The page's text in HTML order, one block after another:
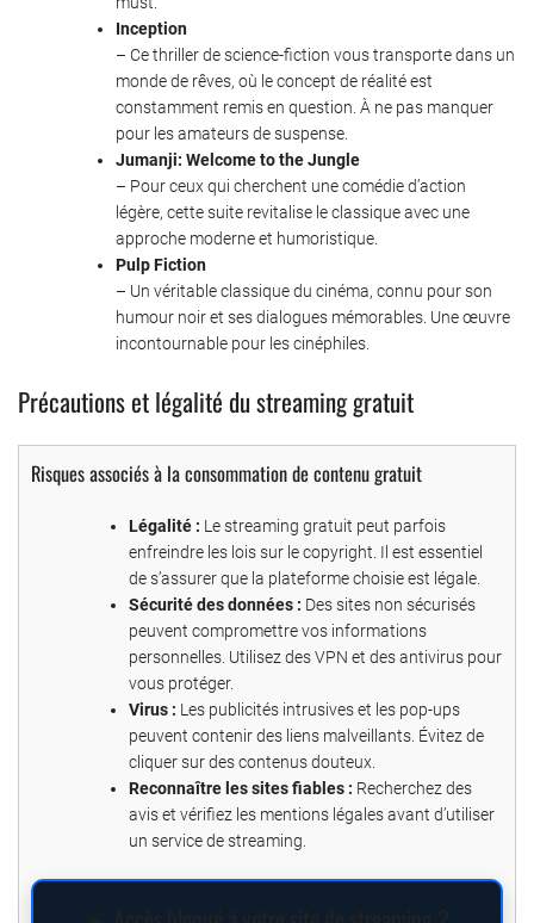
Inception
– Ce thriller de science-fiction vous transporte dans un
monde de rêves, où le concept de réalité est
constamment remis en question. À ne pas manquer
pour les amateurs de suspense.
Jumanji: Welcome to the Jungle
– Pour ceux qui cherchent une comédie d’action
légère, cette suite revitalise le classique avec une
approche moderne et humoristique.
Pulp Fiction
– Un véritable classique du cinéma, connu pour son
humour noir et ses dialogues mémorables. Une œuvre
incontournable pour les cinéphiles.
Précautions et légalité du streaming gratuit
Risques associés à la consommation de contenu gratuit
Légalité : Le streaming gratuit peut parfois
enfreindre les lois sur le copyright. Il est essentiel
de s’assurer que la plateforme choisie est légale.
Sécurité des données : Des sites non sécurisés
peuvent compromettre vos informations
personnelles. Utilisez des VPN et des antivirus pour
vous protéger.
Virus : Les publicités intrusives et les pop-ups
peuvent contenir des liens malveillants. Évitez de
cliquer sur des contenus douteux.
Reconnaître les sites fiables : Recherchez des
avis et vérifiez les mentions légales avant d’utiliser
un service de streaming.